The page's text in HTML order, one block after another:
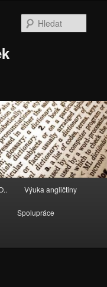
Výuka angličtiny
Spolupráce